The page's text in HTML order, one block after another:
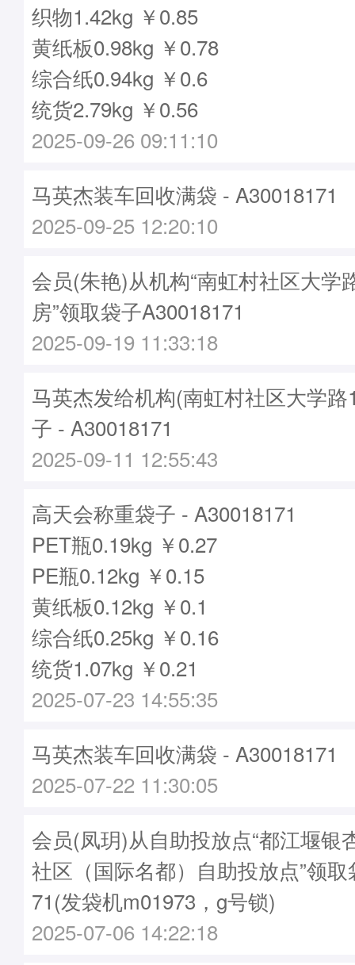
织物1.42kg ￥0.85
黄纸板0.98kg ￥0.78
综合纸0.94kg ￥0.6
统货2.79kg ￥0.56
2025-09-26 09:11:10
马英杰装车回收满袋 - A30018171
2025-09-25 12:20:10
会员(朱艳)从机构“南虹村社区大学
房”领取袋子A30018171
2025-09-19 11:33:18
马英杰发给机构(南虹村社区大学
子 - A30018171
2025-09-11 12:55:43
高天会称重袋子 - A30018171
PET瓶0.19kg ￥0.27
PE瓶0.12kg ￥0.15
黄纸板0.12kg ￥0.1
综合纸0.25kg ￥0.16
统货1.07kg ￥0.21
2025-07-23 14:55:35
马英杰装车回收满袋 - A30018171
2025-07-22 11:30:05
会员(凤玥)从自助投放点“都江堰银
社区（国际名都）自助投放点”领
71(发袋机m01973，g号锁)
2025-07-06 14:22:18